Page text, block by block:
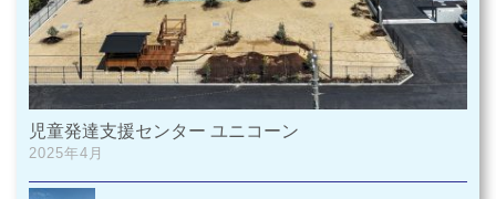
児童発達支援センター ユニコーン
2025年4月